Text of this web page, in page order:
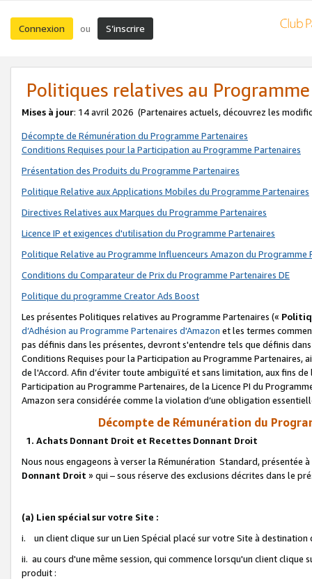
Connexion ou S’inscrire
Politiques relatives au
Mises à jour: 14 avril 2026 (Partenaires actuels, découvrez les
Décompte de Rémunération du Programme Partenaires
Conditions Requises pour la Participation au Programme Partenaires
Présentation des Produits du Programme Partenaires
Politique Relative aux Applications Mobiles du Programme Partenaires
Directives Relatives aux Marques du Programme Partenaires
Licence IP et exigences d'utilisation du Programme Partenaires
Politique Relative au Programme Influenceurs Amazon du Programme
Conditions du Comparateur de Prix du Programme Partenaires DE
Politique du programme Creator Ads Boost
Les présentes Politiques relatives au Programme Partenaires («
d’Adhésion au Programme Partenaires d'Amazon et les termes
pas définis dans les présentes, devront s'entendre tels que définis
Conditions Requises pour la Participation au Programme Partenaires,
de l'Accord. Afin d’éviter toute ambiguïté et sans limitation, aux fins
Participation au Programme Partenaires, de la Licence PI du
Amazon sera considérée comme la violation d’une obligation
Décompte de Rémunération du
1. Achats Donnant Droit et Recettes Donnant Droit
Nous nous engageons à verser la Rémunération Standard, présentée
Donnant Droit » qui – sous réserve des exclusions décrites dans le
(a) Lien spécial sur votre Site :
i. un client clique sur un Lien Spécial placé sur votre Site à destination
ii. au cours d'une même session, qui commence lorsqu'un client
produit :